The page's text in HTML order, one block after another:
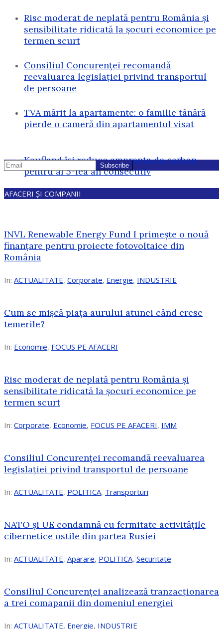
Risc moderat de neplată pentru România și
sensibilitate ridicată la șocuri economice pe
termen scurt
Consiliul Concurenței recomandă
reevaluarea legislației privind transportul
de persoane
TVA mărit la apartamente: o familie tânără
pierde o cameră din apartamentul visat
Kaufland își reduce amprenta de carbon
pentru al 5-lea an consecutiv
AFACERI ȘI COMPANII
INVL Renewable Energy Fund I primește o nouă
finanțare pentru proiecte fotovoltaice din
România
In: ACTUALITATE, Corporate, Energie, INDUSTRIE
Cum se mișcă piața aurului atunci când cresc
temerile?
In: Economie, FOCUS PE AFACERI
Risc moderat de neplată pentru România și
sensibilitate ridicată la șocuri economice pe
termen scurt
In: Corporate, Economie, FOCUS PE AFACERI, IMM
Consiliul Concurenței recomandă reevaluarea
legislației privind transportul de persoane
In: ACTUALITATE, POLITICA, Transporturi
NATO și UE condamnă cu fermitate activitățile
cibernetice ostile din partea Rusiei
In: ACTUALITATE, Aparare, POLITICA, Securitate
Consiliul Concurenţei analizează tranzacționarea
a trei comapanii din domeniul energiei
In: ACTUALITATE, Energie, INDUSTRIE